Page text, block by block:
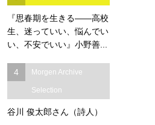
『思春期を生きる――高校
生、迷っていい、悩んでい
い、不安でいい』小野善...
4 Morgen Archive
Selection
谷川 俊太郎さん（詩人）